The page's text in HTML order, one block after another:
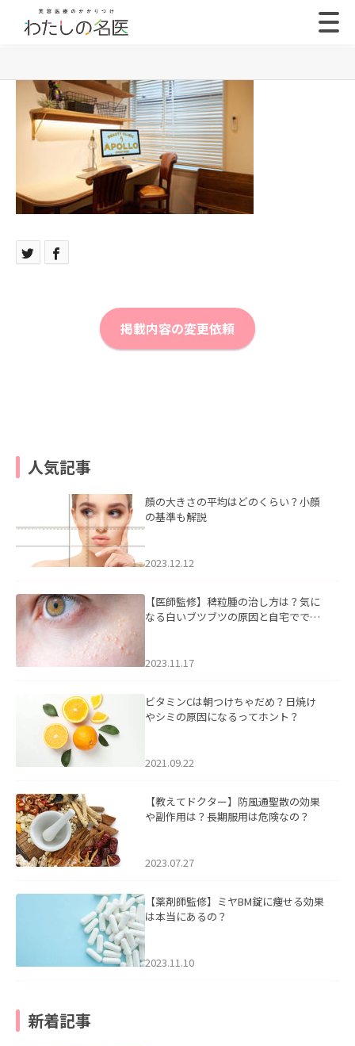
掲載内容の変更依頼
人気記事
顔の大きさの平均はどのくらい？小顔
の基準も解説
2023.12.12
【医師監修】稗粒腫の治し方は？気に
なる白いブツブツの原因と自宅ででき
2023.11.17
ビタミンCは朝つけちゃだめ？日焼け
やシミの原因になるってホント？
2021.09.22
【教えてドクター】防風通聖散の効果
や副作用は？長期服用は危険なの？
2023.07.27
【薬剤師監修】ミヤBM錠に痩せる効果
は本当にあるの？
2023.11.10
新着記事